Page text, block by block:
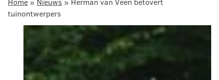
tuinontwerpers